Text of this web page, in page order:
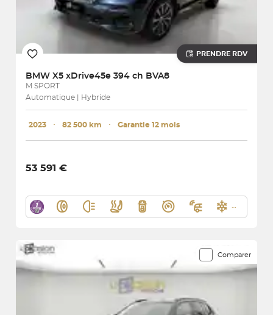
PRENDRE RDV
BMW X5 xDrive45e 394 ch BVA8
M SPORT
Automatique | Hybride
2023 ･ 82 500 km ･ Garantie 12 mois
53 591 €
Comparer